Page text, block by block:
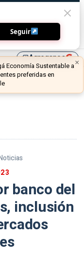
library_addAgreganos
banco del
inclusión
Seguir